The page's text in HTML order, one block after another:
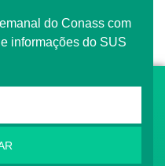
informações do SUS